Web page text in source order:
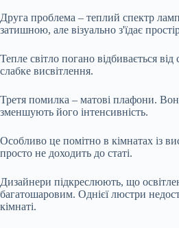
Друга проблема – теплий спектр
затишною, але візуально з'їдає
Тепле світло погано відбивається
слабке висвітлення.
Третя помилка – матові плафони.
зменшують його інтенсивність.
Особливо це помітно в кімнатах із
просто не доходить до статі.
Дизайнери підкреслюють, що
багатошаровим. Однієї люстри
кімнаті.